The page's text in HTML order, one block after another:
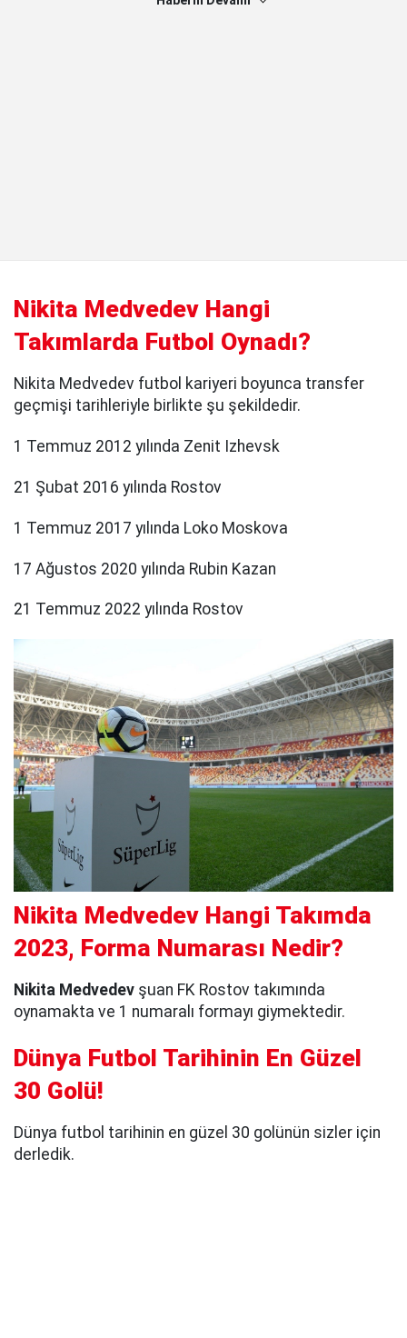
Nikita Medvedev Hangi
Takımlarda Futbol Oynadı?
Nikita Medvedev futbol kariyeri boyunca transfer
geçmişi tarihleriyle birlikte şu şekildedir.
1 Temmuz 2012 yılında Zenit Izhevsk
21 Şubat 2016 yılında Rostov
1 Temmuz 2017 yılında Loko Moskova
17 Ağustos 2020 yılında Rubin Kazan
21 Temmuz 2022 yılında Rostov
Nikita Medvedev Hangi Takımda
2023, Forma Numarası Nedir?
Nikita Medvedev şuan FK Rostov takımında
oynamakta ve 1 numaralı formayı giymektedir.
Dünya Futbol Tarihinin En Güzel
30 Golü!
Dünya futbol tarihinin en güzel 30 golünün sizler için
derledik.